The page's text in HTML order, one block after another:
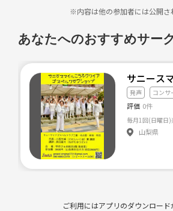
※内容は他の参加者には公開さ
あなたへのおすすめサー
サニース
発声 コンサ
評価 0件
山梨県
ご利用にはアプリのダウンロー